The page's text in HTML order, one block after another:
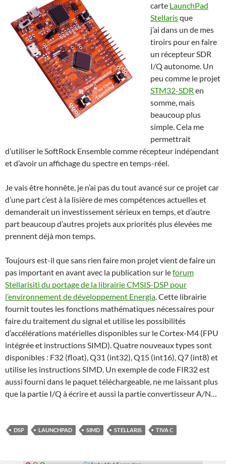
carte LaunchPad
Stellarisque
j’ai dans un de mes
tiroirs pour en faire
un récepteur SDR
I/Q autonome. Un
peu comme le projet
STM32-SDR en
somme, mais
beaucoup plus
simple. Cela me
permettrait
d’utiliser le SoftRock Ensemble comme récepteur indépendant
et d’avoir un affichage du spectre en temps-réel.
Je vais être honnête, je n’ai pas du tout avancé sur ce projet car
d’une part c’est à la lisière de mes compétences actuelles et
demanderait un investissement sérieux en temps, et d’autre
part beaucoup d’autres projets aux priorités plus élevées me
prennent déjà mon temps.
Toujours est-il que sans rien faire mon projet vient de faire un
pas important en avant avec la publication sur leforum
Stellarisiti du portage de la librairie CMSIS-DSP pour
l’environnement de développement Energia. Cette librairie
fournit toutes les fonctions mathématiques nécessaires pour
faire du traitement du signal et utilise les possibilités
d’accélérations matérielles disponibles sur le Cortex-M4 (FPU
intégrée et instructions SIMD). Quatre nouveaux types sont
disponibles : F32 (float), Q31 (int32), Q15 (int16), Q7 (int8) et
utilise les instructions SIMD. Un exemple de code FIR32 est
aussi fourni dans le paquet téléchargeable, ne me laissant plus
que la partie I/Q à écrire et aussi la partie convertisseur A/N…
DSP LAUNCHPAD SIMD STELLARIS TIVA C